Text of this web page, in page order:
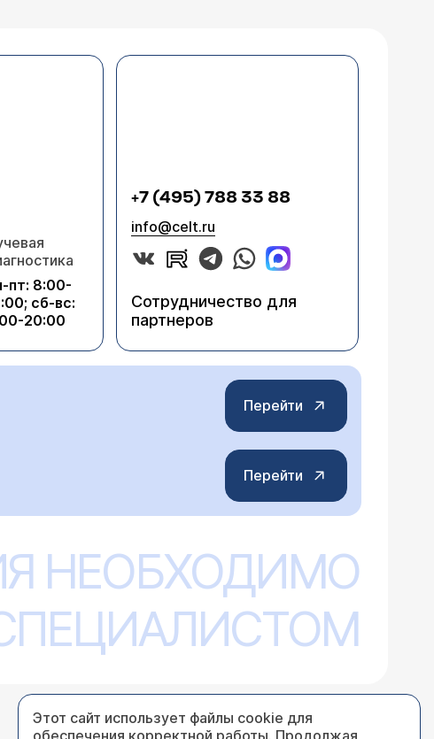
пт: 8:00-
сб-вс:
20:00
+7 (495) 788 33 88
info@celt.ru
Сотрудничество для
партнеров
Перейти
Перейти
НЕОБХОДИМО
Этот сайт использует файлы cookie для
обеспечения корректной работы. Продолжая